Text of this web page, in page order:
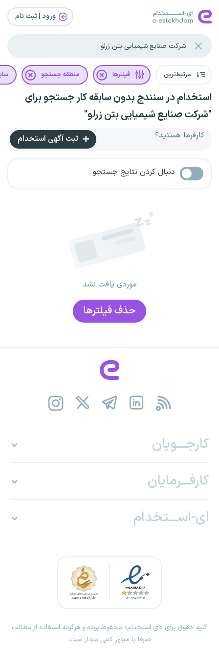
ورود | ثبت‌ نام
مرتبط‌ترین فیلترها منطقه جستجو
استخدام در سنندج بدون سابقه کار جستجو برای
"شرکت صنایع شیمیایی بتن زرلو"
کارفرما هستید؟ ثبت آگهی استخدام
دنبال کردن نتایج جستجو
موردی یافت نشد
حذف فیلتر‌ها
کارجـــویان
کارفـــرمایان
ای-اســـتخدام
کلیه حقوق برای «ای استخدام» محفوظ بوده و هرگونه استفاده از مطالب
صرفا با مجوز کتبی مجاز است.